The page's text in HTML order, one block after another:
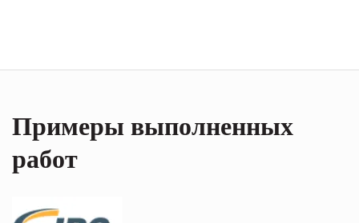
Примеры выполненных
работ